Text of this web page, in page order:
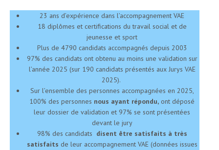
23 ans d’expérience dans l’accompagnement VAE
18 diplômes et certifications du travail social et de
jeunesse et sport
Plus de 4790 candidats accompagnés depuis 2003
97% des candidats ont obtenu au moins une validation sur
l’année 2025 (sur 190 candidats présentés aux Jurys VAE
2025).
Sur l’ensemble des personnes accompagnées en 2025,
100% des personnes nous ayant répondu, ont déposé
leur dossier de validation et 97% se sont présentées
devant le jury
98% des candidats disent être satisfaits à très
satisfaits de leur accompagnement VAE (données issues